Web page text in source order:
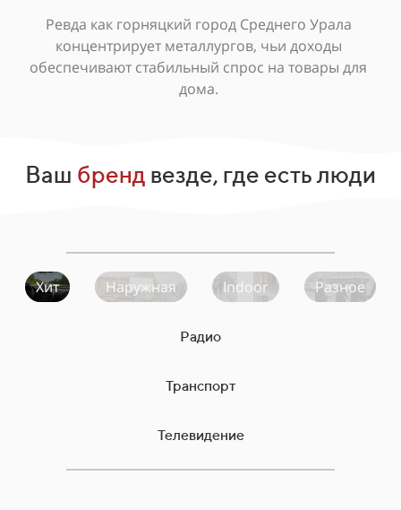
Ревда как горняцкий город Среднего Урала
концентрирует металлургов, чьи доходы
обеспечивают стабильный спрос на товары для
дома.
Ваш бренд везде, где есть люди
Хит Наружная Indoor Разное
Радио
Транспорт
Телевидение